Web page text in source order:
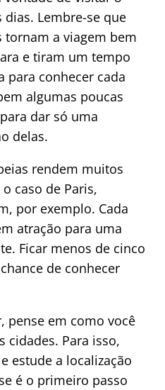
dias. Lembre-se que
a viagem bem
e tiram um tempo
para conhecer cada
algumas poucas
dar só uma
delas.
rendem muitos
caso de Paris,
por exemplo. Cada
atração para uma
Ficar menos de cinco
de conhecer
pense em como você
cidades. Para isso,
estude a localização
é o primeiro passo